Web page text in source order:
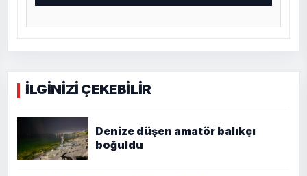
İLGİNİZİ ÇEKEBİLİR
Denize düşen amatör balıkçı
boğuldu